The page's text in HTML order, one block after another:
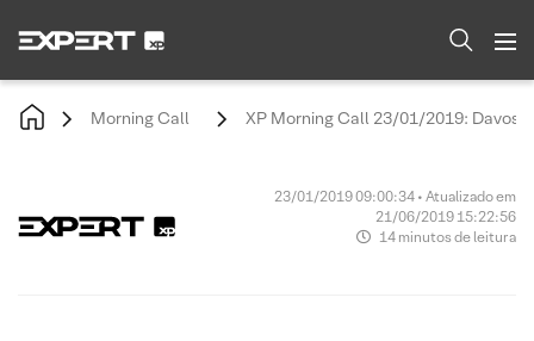
Morning Call XP Morning Call 23/01/2019: Davos
23/01/2019 09:00:34 • Atualizado em
21/06/2019 15:22:56
14 minutos de leitura